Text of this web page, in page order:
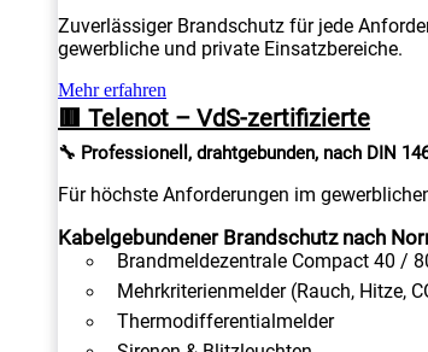
Zuverlässiger Brandschutz für jede
gewerbliche und private Einsatzbereiche.
Mehr erfahren
🟥 Telenot – VdS-zertifizierte
🔧 Professionell, drahtgebunden, nach DIN
Für höchste Anforderungen im
Kabelgebundener Brandschutz nach
Brandmeldezentrale Compact 40 /
Mehrkriterienmelder (Rauch, Hitze,
Thermodifferentialmelder